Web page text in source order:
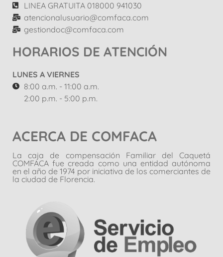
LINEA GRATUITA 018000 941030
atencionalusuario@comfaca.com
gestiondoc@comfaca.com
HORARIOS DE ATENCIÓN
LUNES A VIERNES
8:00 a.m. - 11:00 a.m.
2:00 p.m. - 5:00 p.m.
ACERCA DE COMFACA
La caja de compensación Familiar del Caquetá
COMFACA fue creada como una entidad autónoma
en el año de 1974 por iniciativa de los comerciantes de
la ciudad de Florencia.